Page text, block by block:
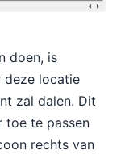
doen, is
deze locatie
zal dalen. Dit
toe te passen
rechts van